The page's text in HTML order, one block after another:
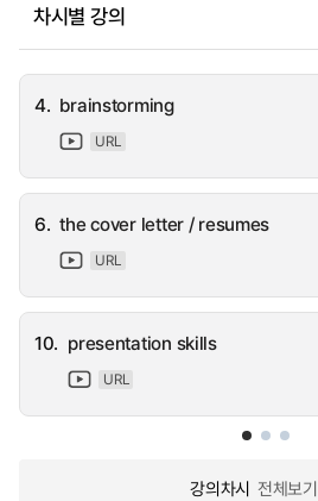
차시별 강의
4. brainstorming
URL
6. the cover letter / resumes
URL
10. presentation skills
URL
강의차시 전체보기